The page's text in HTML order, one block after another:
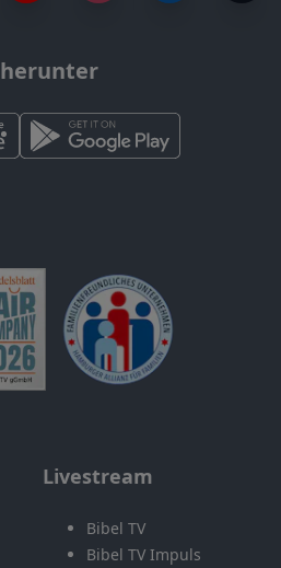
Livestream
Bibel TV
Bibel TV Impuls